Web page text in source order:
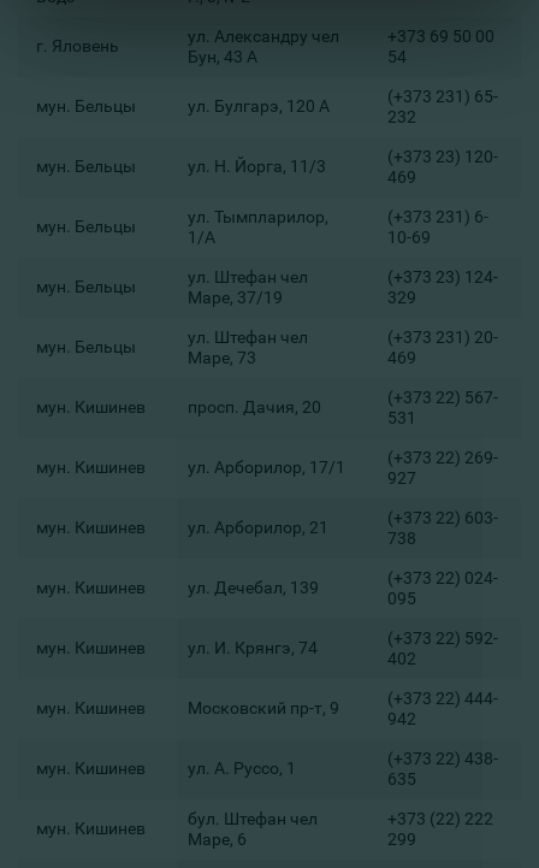
г. Яловень
ул. Александру чел
Бун, 43 А
+373 69 50 00
54
мун. Бельцы ул. Булгарэ, 120 А
(+373 231) 65-
232
мун. Бельцы ул. Н. Йорга, 11/3
(+373 23) 120-
469
мун. Бельцы
ул. Тымпларилор,
1/A
(+373 231) 6-
10-69
мун. Бельцы
ул. Штефан чел
Маре, 37/19
(+373 23) 124-
329
мун. Бельцы
ул. Штефан чел
Маре, 73
(+373 231) 20-
469
мун. Кишинев просп. Дачия, 20
(+373 22) 567-
531
мун. Кишинев ул. Арборилор, 17/1
(+373 22) 269-
927
мун. Кишинев ул. Арборилор, 21
(+373 22) 603-
738
мун. Кишинев ул. Дечебал, 139
(+373 22) 024-
095
мун. Кишинев ул. И. Крянгэ, 74
(+373 22) 592-
402
мун. Кишинев Московский пр-т, 9
(+373 22) 444-
942
мун. Кишинев ул. А. Руссо, 1
(+373 22) 438-
635
мун. Кишинев
бул. Штефан чел
Маре, 6
+373 (22) 222
299